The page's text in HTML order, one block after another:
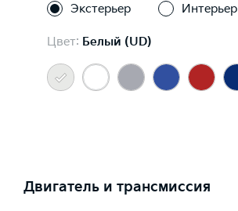
Экстерьер Интерьер
Цвет: Белый (UD)
Двигатель и трансмиссия